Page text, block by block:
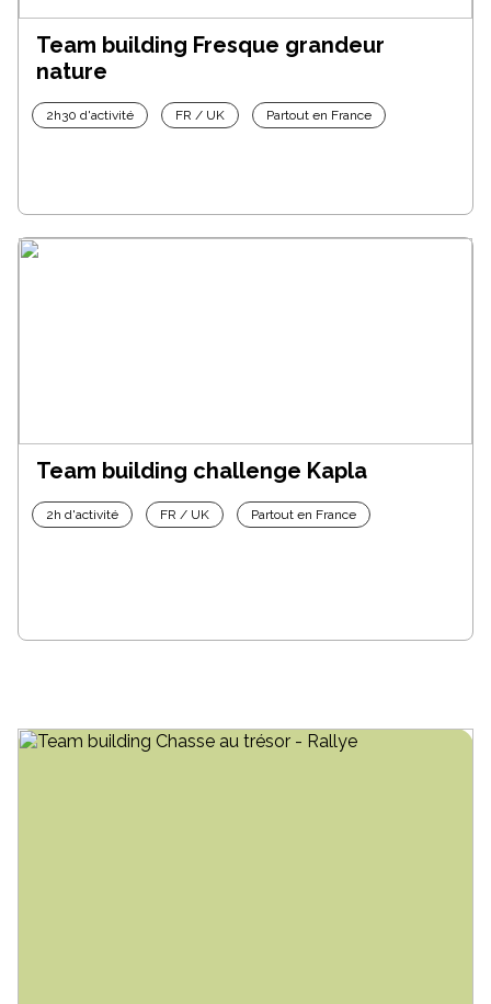
Team building Fresque grandeur
nature
2h30 d'activité FR / UK Partout en France
Team building challenge Kapla
2h d'activité FR / UK Partout en France